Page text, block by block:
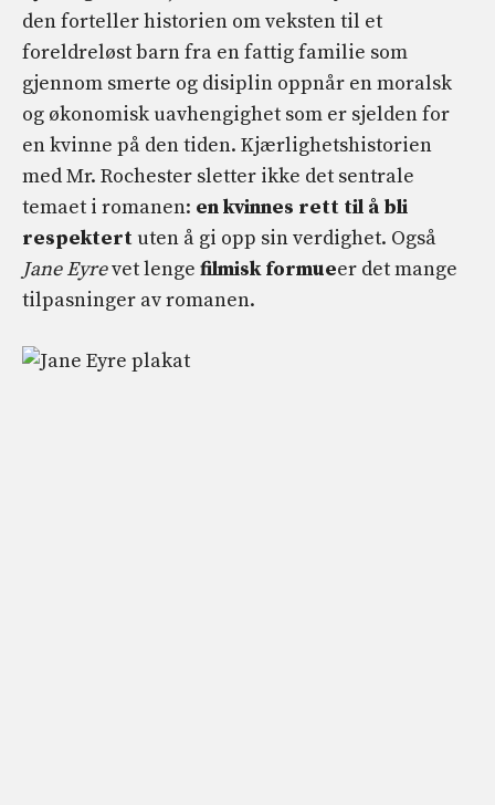
den forteller historien om veksten til et
foreldreløst barn fra en fattig familie som
gjennom smerte og disiplin oppnår en moralsk
og økonomisk uavhengighet som er sjelden for
en kvinne på den tiden. Kjærlighetshistorien
med Mr. Rochester sletter ikke det sentrale
temaet i romanen: en kvinnes rett til å bli
respektert uten å gi opp sin verdighet. Også
Jane Eyrevet lenge filmisk formueer det mange
tilpasninger av romanen.